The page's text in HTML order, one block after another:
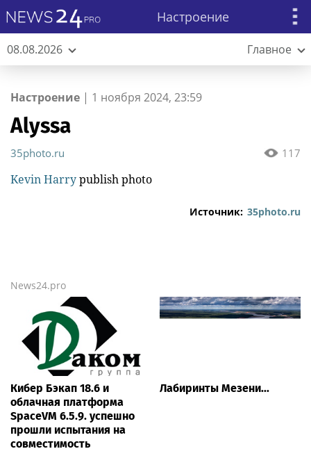
Настроение
08.08.2026 Главное
Настроение | 1 ноября 2024, 23:59
Alyssa
117
35photo.ru
Kevin Harrypublish photo
Источник: 35photo.ru
News24.pro
Кибер Бэкап 18.6 и
облачная платформа
SpaceVM 6.5.9. успешно
прошли испытания на
совместимость
Лабиринты Мезени...